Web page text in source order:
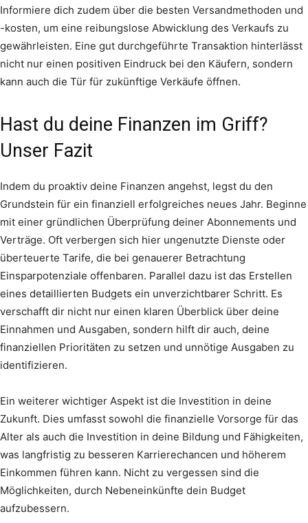
Informiere dich zudem über die besten Versandmethoden und
-kosten, um eine reibungslose Abwicklung des Verkaufs zu
gewährleisten. Eine gut durchgeführte Transaktion hinterlässt
nicht nur einen positiven Eindruck bei den Käufern, sondern
kann auch die Tür für zukünftige Verkäufe öffnen.
Hast du deine Finanzen im Griff?
Unser Fazit
Indem du proaktiv deine Finanzen angehst, legst du den
Grundstein für ein finanziell erfolgreiches neues Jahr. Beginne
mit einer gründlichen Überprüfung deiner Abonnements und
Verträge. Oft verbergen sich hier ungenutzte Dienste oder
überteuerte Tarife, die bei genauerer Betrachtung
Einsparpotenziale offenbaren. Parallel dazu ist das Erstellen
eines detaillierten Budgets ein unverzichtbarer Schritt. Es
verschafft dir nicht nur einen klaren Überblick über deine
Einnahmen und Ausgaben, sondern hilft dir auch, deine
finanziellen Prioritäten zu setzen und unnötige Ausgaben zu
identifizieren.
Ein weiterer wichtiger Aspekt ist die Investition in deine
Zukunft. Dies umfasst sowohl die finanzielle Vorsorge für das
Alter als auch die Investition in deine Bildung und Fähigkeiten,
was langfristig zu besseren Karrierechancen und höherem
Einkommen führen kann. Nicht zu vergessen sind die
Möglichkeiten, durch Nebeneinkünfte dein Budget
aufzubessern.